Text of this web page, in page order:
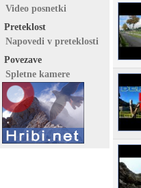
Video posnetki
Preteklost
Napovedi v preteklosti
Povezave
Spletne kamere